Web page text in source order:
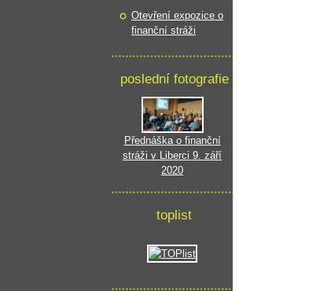
Otevření expozice o
finanční stráži
poslední fotografie
Přednáška o finanční
stráži v Liberci 9. září
2020
toplist